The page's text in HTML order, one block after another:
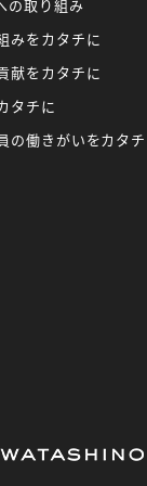
の取り組み
みをカタチに
献をカタチに
タチに
の働きがいをカタ